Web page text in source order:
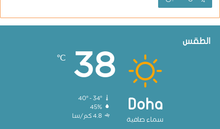
الطقس
Doha
سماء صافية
38
℃
45%
4.8 كم/سا